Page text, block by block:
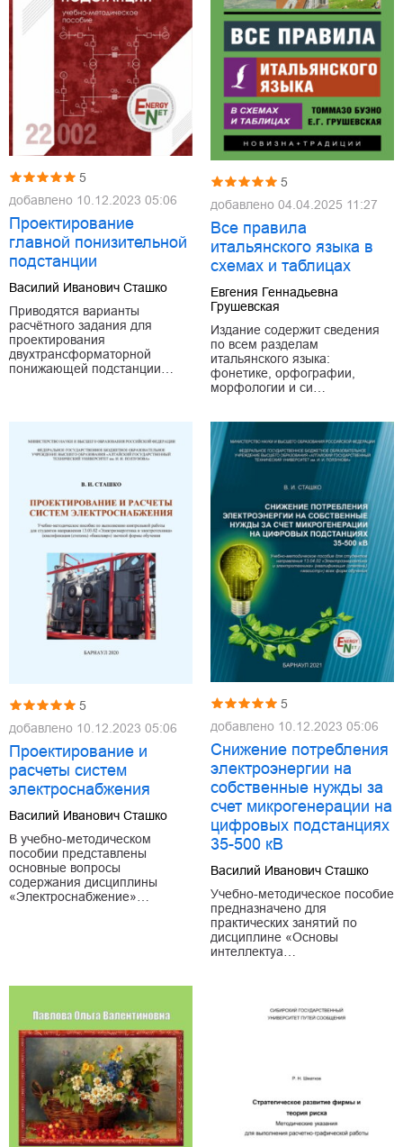
5
добавлено 10.12.2023 05:06
Проектирование
главной понизительной
подстанции
Василий Иванович Сташко
Приводятся варианты
расчётного задания для
проектирования
двухтрансформаторной
понижающей подстанции…
5
добавлено 04.04.2025 11:27
Все правила
итальянского языка в
схемах и таблицах
Евгения Геннадьевна
Грушевская
Издание содержит сведения
по всем разделам
итальянского языка:
фонетике, орфографии,
морфологии и си…
5
добавлено 10.12.2023 05:06
Проектирование и
расчеты систем
электроснабжения
Василий Иванович Сташко
В учебно-методическом
пособии представлены
основные вопросы
содержания дисциплины
«Электроснабжение»…
5
добавлено 10.12.2023 05:06
Снижение потребления
электроэнергии на
собственные нужды за
счет микрогенерации на
цифровых подстанциях
35-500 кВ
Василий Иванович Сташко
Учебно-методическое пособие
предназначено для
практических занятий по
дисциплине «Основы
интеллектуа…